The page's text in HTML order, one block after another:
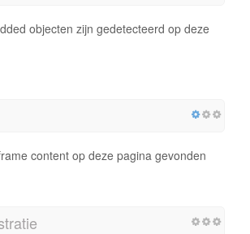
objecten zijn gedetecteerd op deze
content op deze pagina gevonden